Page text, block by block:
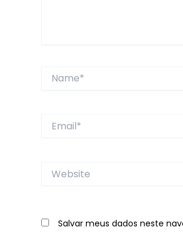
Website
Salvar meus dados neste